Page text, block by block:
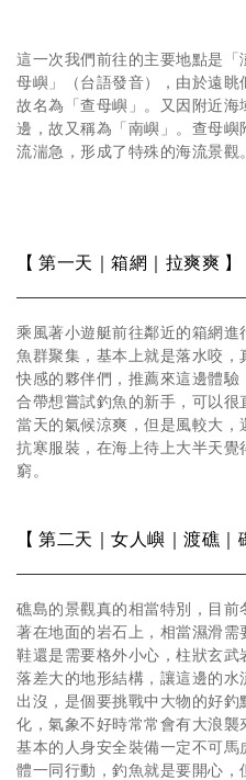
這一次我們前往的主要地點是
母嶼」（台語發音），由於遠眺
故名為「查母嶼」。又因附近
邊，故又稱為「南嶼」。查母
流湍急，形成了特殊的海流景觀
【 第一天｜箱網｜拉爽爽 】
乘風著小遊艇前往鄰近的箱網
魚群聚集，基本上就是落水咬
快感的夥伴們，推薦來這邊體
合帶想嘗試釣魚的新手，可以
當天的氣候涼爽，但是風較大
抗寒服裝，在海上待上大半天
窮。
【 第二天｜女人嶼｜渡礁｜
礁島的景觀真的相當特別，目
著在地面的岩石上，相當濕滑
鞋還是需要格外小心，柱狀玄
落差大的地形結構，讓這邊的
出沒，是個要挑戰中大物的好
化，氣象不好時常常會有大浪
基本的人身安全裝備一定不可
體一同行動，釣魚就是要開心，